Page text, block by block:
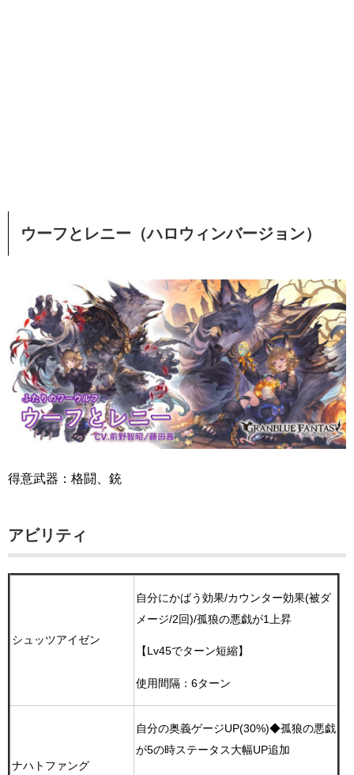
ウーフとレニー（ハロウィンバージョン）
得意武器：格闘、銃
アビリティ
シュッツアイゼン
自分にかばう効果/カウンター効果(被ダ
メージ/2回)/孤狼の悪戯が1上昇
【Lv45でターン短縮】
使用間隔：6ターン
ナハトファング
自分の奥義ゲージUP(30%)◆孤狼の悪戯
が5の時ステータス大幅UP追加